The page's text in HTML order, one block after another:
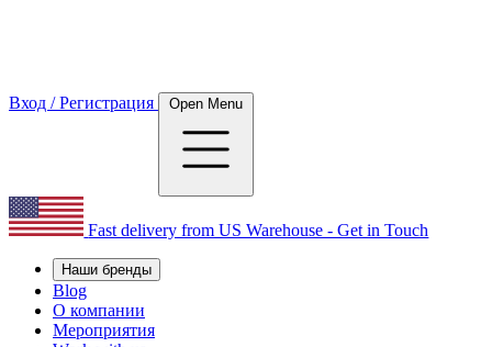
Вход / Регистрация Open Menu
Fast delivery from US Warehouse - Get in Touch
Наши бренды
Blog
О компании
Мероприятия